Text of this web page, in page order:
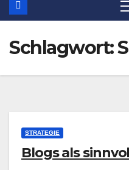
Schlagwort:
STRATEGIE
Blogs als